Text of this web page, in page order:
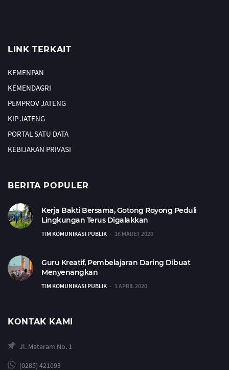
LINK TERKAIT
KEMENPAN
KEMENDAGRI
PEMPROV JATENG
KIP JATENG
PORTAL SATU DATA
KEBIJAKAN PRIVASI
BERITA POPULER
Kerja Bakti Bersama, Gotong Royong Peduli
Lingkungan Terus Digalakkan
TIM KOMUNIKASI PUBLIK 16 MARET 2020
Guru Kreatif, Pembelajaran Daring Dibuat
Menyenangkan
TIM KOMUNIKASI PUBLIK 1 APRIL 2020
KONTAK KAMI
Jl. Mataram No. 1
(0285) 421093